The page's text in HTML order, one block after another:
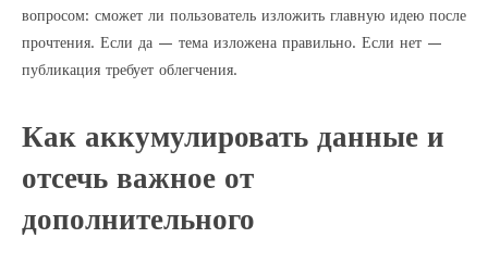
вопросом: сможет ли пользователь изложить главную идею после
прочтения. Если да — тема изложена правильно. Если нет —
публикация требует облегчения.
Как аккумулировать данные и
отсечь важное от
дополнительного